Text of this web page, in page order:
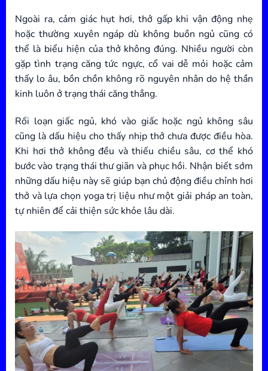
Ngoài ra, cảm giác hụt hơi, thở gấp khi vận động nhẹ
hoặc thường xuyên ngáp dù không buồn ngủ cũng có
thể là biểu hiện của thở không đúng. Nhiều người còn
gặp tình trạng căng tức ngực, cổ vai dễ mỏi hoặc cảm
thấy lo âu, bồn chồn không rõ nguyên nhân do hệ thần
kinh luôn ở trạng thái căng thẳng.
Rối loạn giấc ngủ, khó vào giấc hoặc ngủ không sâu
cũng là dấu hiệu cho thấy nhịp thở chưa được điều hòa.
Khi hơi thở không đều và thiếu chiều sâu, cơ thể khó
bước vào trạng thái thư giãn và phục hồi. Nhận biết sớm
những dấu hiệu này sẽ giúp bạn chủ động điều chỉnh hơi
thở và lựa chọn yoga trị liệu như một giải pháp an toàn,
tự nhiên để cải thiện sức khỏe lâu dài.